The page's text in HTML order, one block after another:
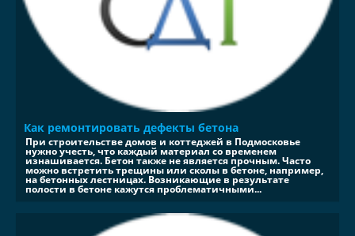
Как ремонтировать дефекты бетона
При строительстве домов и коттеджей в Подмосковье
нужно учесть, что каждый материал со временем
изнашивается. Бетон также не является прочным. Часто
можно встретить трещины или сколы в бетоне, например,
на бетонных лестницах. Возникающие в результате
полости в бетоне кажутся проблематичными...